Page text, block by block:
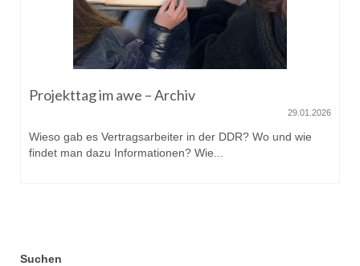
Projekttag im awe – Archiv
29.01.2026
Wieso gab es Vertragsarbeiter in der DDR? Wo und wie
findet man dazu Informationen? Wie...
Suchen